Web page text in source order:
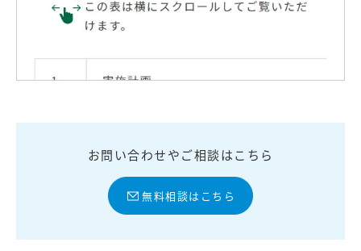
お問い合わせやご相談はこちら
無料相談はこちら